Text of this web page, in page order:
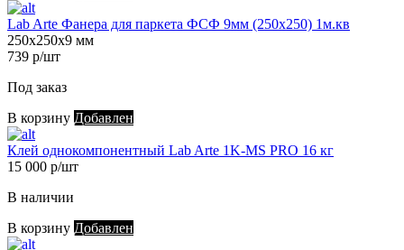
Lab Arte Фанера для паркета ФСФ 9мм (250х250) 1м.кв
250х250х9 мм
739 р/шт
Под заказ
В корзину Добавлен
Клей однокомпонентный Lab Arte 1K-MS PRO 16 кг
15 000 р/шт
В наличии
В корзину Добавлен